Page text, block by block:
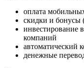
оплата
скидки и бонусы
инвестирование
компаний
автоматический
денежные